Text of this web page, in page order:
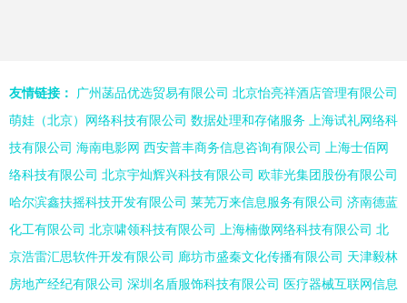
友情链接： 广州菡品优选贸易有限公司 北京怡亮祥酒店管理有限公司
萌娃（北京）网络科技有限公司 数据处理和存储服务
上海试礼网络科
技有限公司 海南电影网 西安普丰商务信息咨询有限公司
上海士佰网
络科技有限公司 北京宇灿辉兴科技有限公司 欧菲光集团股份有限公司
哈尔滨鑫扶摇科技开发有限公司 莱芜万来信息服务有限公司 济南德蓝
化工有限公司 北京啸领科技有限公司 上海楠傲网络科技有限公司 北
京浩雷汇思软件开发有限公司 廊坊市盛秦文化传播有限公司 天津毅林
房地产经纪有限公司 深圳名盾服饰科技有限公司 医疗器械互联网信息